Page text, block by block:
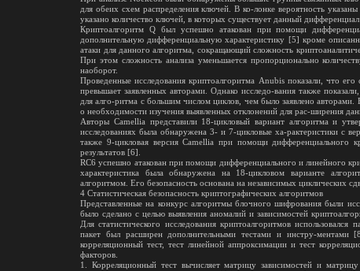
для обеих схем распределения ключей. В ко-лонке вероятность
указано количество ключей, в которых существует данный
Криптоалгоритм Q был успешно атакован при помощи
дополнительную дифференциальную характеристику [5] кроме
атаки для данного алгоритма, сокращающий сложность
При этом сложность анализа уменьшается пропорционально
наоборот.
Проведенные исследования криптоалгоритма Anubis показали, что его
превышает заявленных авторами. Однако исследо-вания также
для алго-ритма с большим числом циклов, чем было заявлено
о необходимости изучения выявленных отклонений для рас-ширения
Авторы Camellia представили 18-цикловый вариант алгоритма и
исследованиях была обнаружена 3- и 7-цикловые ха-рактеристики с
также 9-цикловая версия Camellia при помощи дифференциального
результатов [6].
RC6 успешно атакован при помощи дифференциального и линейного
характеристика была обнаружена на 18-цикловом варианте
алгоритмом. Его безопасность основана на независимых циклических
4 Статистическая безопасность криптографических алгоритмов
Представленные на конкурс алгоритмы блочного шифрования были
было сделано с целью выявления аномалий и зависимостей
Для статистического исследования криптоалгоритмов
пакет был расширен дополнительными тестами и инстру-ментами
корреляционный тест, тест линейной аппроксимации и тест
факторов.
1. Корреляционный тест вычисляет матрицу зависимостей и